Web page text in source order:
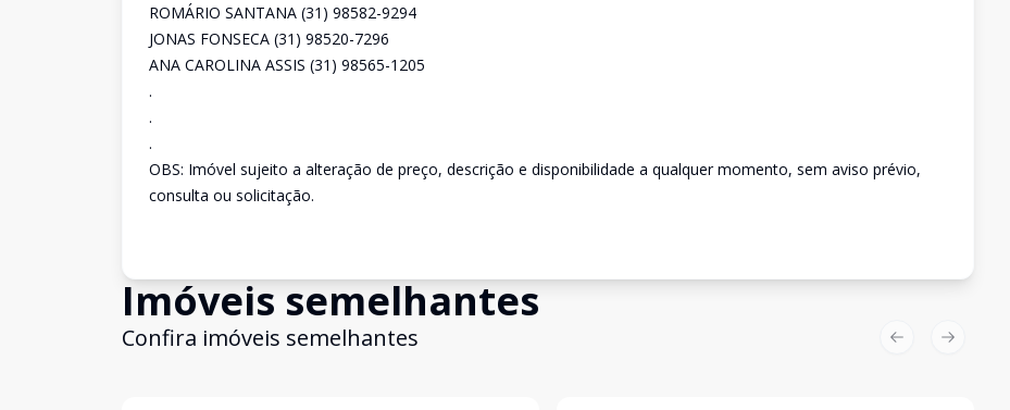
ROMÁRIO SANTANA (31) 98582-9294
JONAS FONSECA (31) 98520-7296
ANA CAROLINA ASSIS (31) 98565-1205
.
.
.
OBS: Imóvel sujeito a alteração de preço, descrição e disponibilidade a qualquer momento, sem aviso prévio,
consulta ou solicitação.
Imóveis semelhantes
Confira imóveis semelhantes Previous slide
Next slide